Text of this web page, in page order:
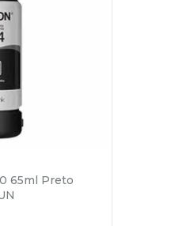
65ml Preto